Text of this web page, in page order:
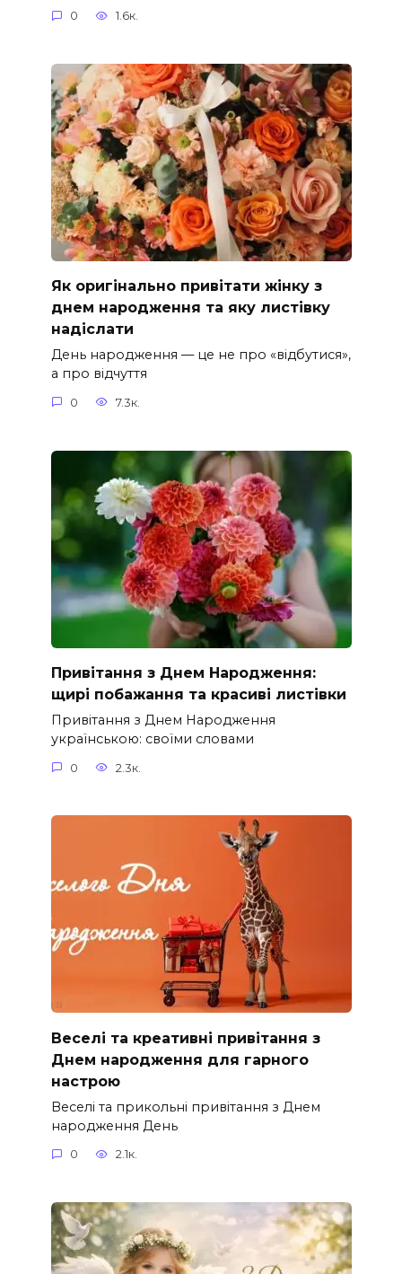
0 1.6к.
Як оригінально привітати жінку з
днем народження та яку листівку
надіслати
День народження — це не про «відбутися»,
а про відчуття
0 7.3к.
Привітання з Днем Народження:
щирі побажання та красиві листівки
Привітання з Днем Народження
українською: своїми словами
0 2.3к.
Веселі та креативні привітання з
Днем народження для гарного
настрою
Веселі та прикольні привітання з Днем
народження День
0 2.1к.